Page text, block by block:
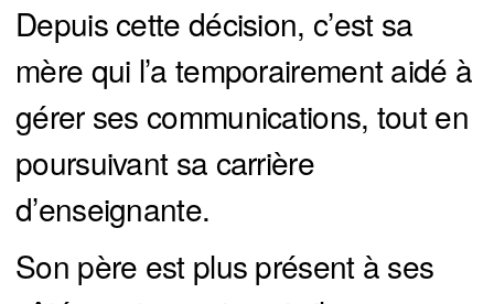
Depuis cette décision, c’est sa
mère qui l’a temporairement aidé à
gérer ses communications, tout en
poursuivant sa carrière
d’enseignante.
Son père est plus présent à ses